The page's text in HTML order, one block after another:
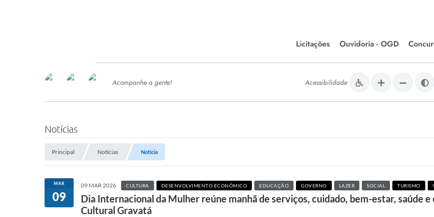
Licitações
Editais de Licitações
Chamamentos Públicos
Ouvidoria - OGD
SERVIÇOS
SEMED
Processo de Contratação -
Concursos e Processos Seletivos
Esporte
Meio Ambiente
Normas Jurídicas
Diário Oficial
Acompanhe a gente! Acessibilidade
Notícias
Principal Notícias Notícia
MAR
09
09 MAR 2026 CULTURA DESENVOLVIMENTO ECONÔMICO EDUCAÇÃO GOVERNO LAZER SOCIAL TURISMO
Dia Internacional da Mulher reúne manhã de serviços, cuidado, bem-estar, saúde
Cultural Gravatá